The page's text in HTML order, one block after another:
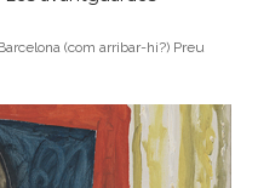
(com arribar-hi?) Preu